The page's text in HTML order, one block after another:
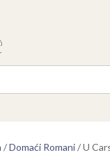
/Domaći Romani/U